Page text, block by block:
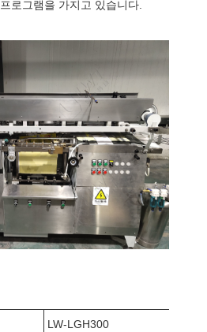
로그램을 가지고 있습니다.
LW-LGH300